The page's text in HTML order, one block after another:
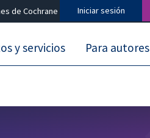
de Cochrane Iniciar sesión
y servicios Para autores